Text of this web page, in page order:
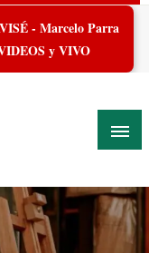
- Marcelo Parra
y VIVO